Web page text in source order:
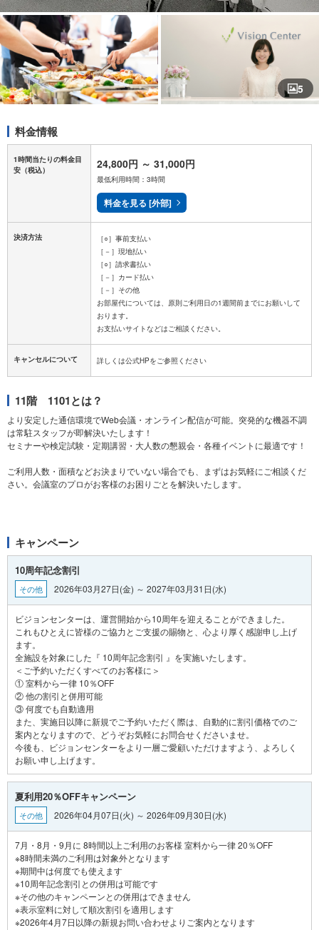
5
料金情報
1時間当たりの料金目
安 （税込） 24,800円 ～ 31,000円
最低利用時間：3時間
料金を見る [外部]
決済方法
［○］事前支払い
［－］現地払い
［○］請求書払い
［－］カード払い
［－］その他
お部屋代については、原則ご利用日の1週間前までにお願いして
おります。
キャンセルについて
11階 1101とは？
より安定した通信環境でWeb会議・オンライン配信が可能。突発的な機器不調
は常駐スタッフが即解決いたします！
セミナーや検定試験・定期講習・大人数の懇親会・各種イベントに最適です！
ご利用人数・面積などお決まりでいない場合でも、まずはお気軽にご相談くだ
さい。会議室のプロがお客様のお困りごとを解決いたします。
キャンペーン
10周年記念割引
その他 2026年03月27日(金) ～ 2027年03月31日(水)
ビジョンセンターは、運営開始から10周年を迎えることができました。
これもひとえに皆様のご協力とご支援の賜物と、心より厚く感謝申し上げ
ます。
全施設を対象にした『 10周年記念割引 』を実施いたします。
＜ご予約いただくすべてのお客様に＞
① 室料から一律 10％OFF
② 他の割引と併用可能
③ 何度でも自動適用
また、実施日以降に新規でご予約いただく際は、自動的に割引価格でのご
案内となりますので、どうぞお気軽にお問合せくださいませ。
今後も、ビジョンセンターをより一層ご愛顧いただけますよう、よろしく
夏利用20％OFFキャンペーン
その他 2026年04月07日(火) ～ 2026年09月30日(水)
7月・8月・9月に 8時間以上ご利用のお客様 室料から一律 20％OFF
※8時間未満のご利用は対象外となります
※期間中は何度でも使えます
※10周年記念割引との併用は可能です
※その他のキャンペーンとの併用はできません
※表示室料に対して順次割引を適用します